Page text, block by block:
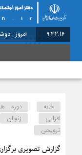
9:32:16 امروز : دوشنبه, ۱۹
خانه
دوره
افزایی
زنجان
ترویجی
گزارش تصویری